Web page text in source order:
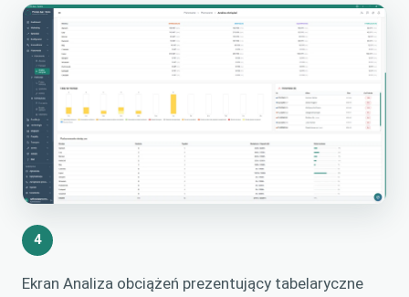
4
Ekran Analiza obciążeń prezentujący tabelaryczne